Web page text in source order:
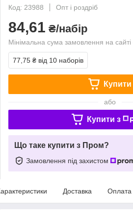
Код: 23988
Опт і роздріб
84,61 ₴/набір
Мінімальна сума замовлення на
77,75 ₴ від 10 наборів
Купити
або
Купити з
Що таке купити з Пром?
Замовлення під захистом
Доставка Оплата